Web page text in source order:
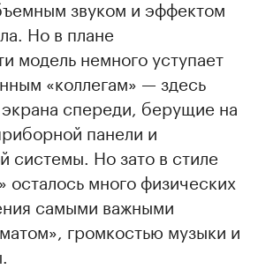
звуком и эффектом
Но в плане
модель немного уступает
«коллегам» — здесь
спереди, берущие на
панели и
системы. Но зато в стиле
осталось много физических
самыми важными
громкостью музыки и